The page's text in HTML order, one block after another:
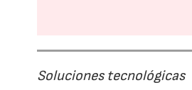
Soluciones tecnológicas